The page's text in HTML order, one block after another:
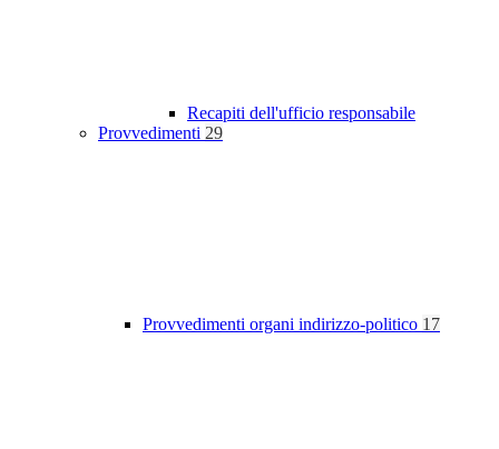
Recapiti dell'ufficio responsabile
Provvedimenti 29
Provvedimenti organi indirizzo-politico 17